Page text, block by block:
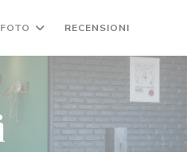
FOTO RECENSIONI